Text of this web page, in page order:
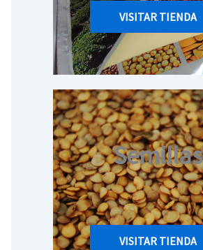
VISITAR TIENDA
Semillas
VISITAR TIENDA